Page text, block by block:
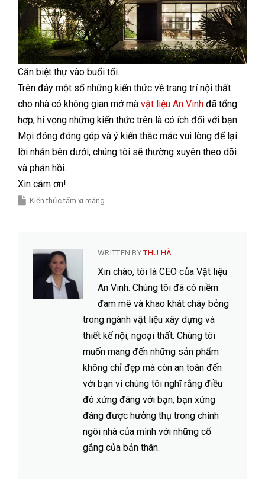
Căn biệt thự vào buổi tối.
Trên đây một số những kiến thức về trang trí nội thất
cho nhà có không gian mở mà vật liệu An Vinh đã tổng
hợp, hi vọng những kiến thức trên là có ích đối với bạn.
Mọi đóng đóng góp và ý kiến thắc mắc vui lòng để lại
lời nhắn bên dưới, chúng tôi sẽ thường xuyên theo dõi
và phản hồi.
Xin cảm ơn!
Kiến thức tấm xi măng
WRITTEN BYTHU HÀ
Xin chào, tôi là CEO của Vật liệu
An Vinh. Chúng tôi đã có niềm
đam mê và khao khát cháy bỏng
trong ngành vật liệu xây dựng và
thiết kế nội, ngoại thất. Chúng tôi
muốn mang đến những sản phẩm
không chỉ đẹp mà còn an toàn đến
với bạn vì chúng tôi nghĩ rằng điều
đó xứng đáng với bạn, bạn xứng
đáng được hưởng thụ trong chính
ngôi nhà của mình với những cố
gắng của bản thân.